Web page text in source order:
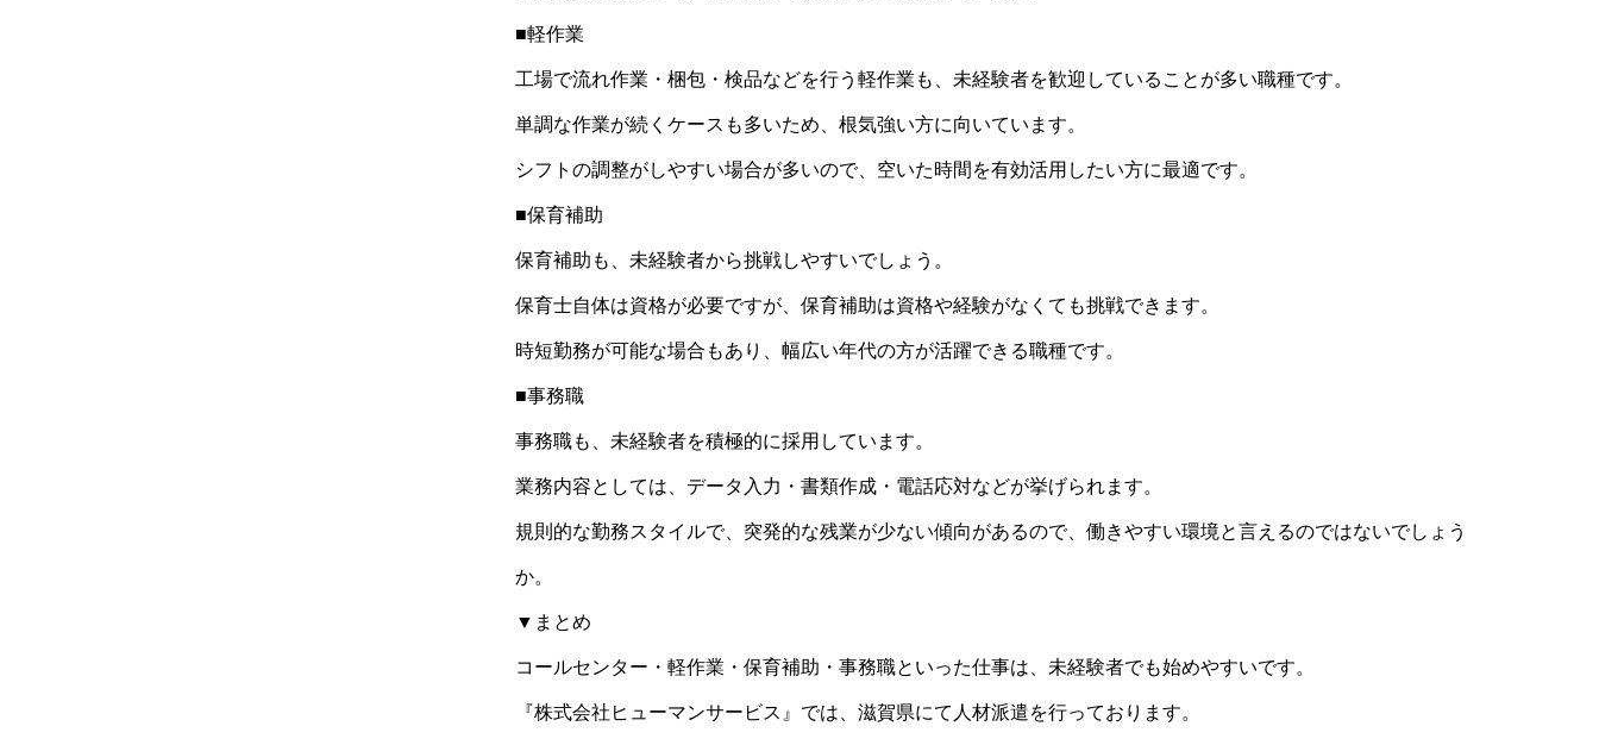
■軽作業
工場で流れ作業・梱包・検品などを行う軽作業も、未経験者を歓迎していることが多い職種です。
単調な作業が続くケースも多いため、根気強い方に向いています。
シフトの調整がしやすい場合が多いので、空いた時間を有効活用したい方に最適です。
■保育補助
保育補助も、未経験者から挑戦しやすいでしょう。
保育士自体は資格が必要ですが、保育補助は資格や経験がなくても挑戦できます。
時短勤務が可能な場合もあり、幅広い年代の方が活躍できる職種です。
■事務職
事務職も、未経験者を積極的に採用しています。
業務内容としては、データ入力・書類作成・電話応対などが挙げられます。
規則的な勤務スタイルで、突発的な残業が少ない傾向があるので、働きやすい環境と言えるのではないでしょう
か。
▼まとめ
コールセンター・軽作業・保育補助・事務職といった仕事は、未経験者でも始めやすいです。
『株式会社ヒューマンサービス』では、滋賀県にて人材派遣を行っております。